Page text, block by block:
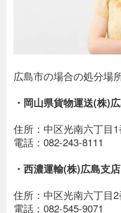
広島市の場合の処分場
・岡山県貨物運送(株)
住所：中区光南六丁目
電話：082-243-8111
・西濃運輸(株)広島支店
住所：中区光南六丁目
電話：082-545-9071